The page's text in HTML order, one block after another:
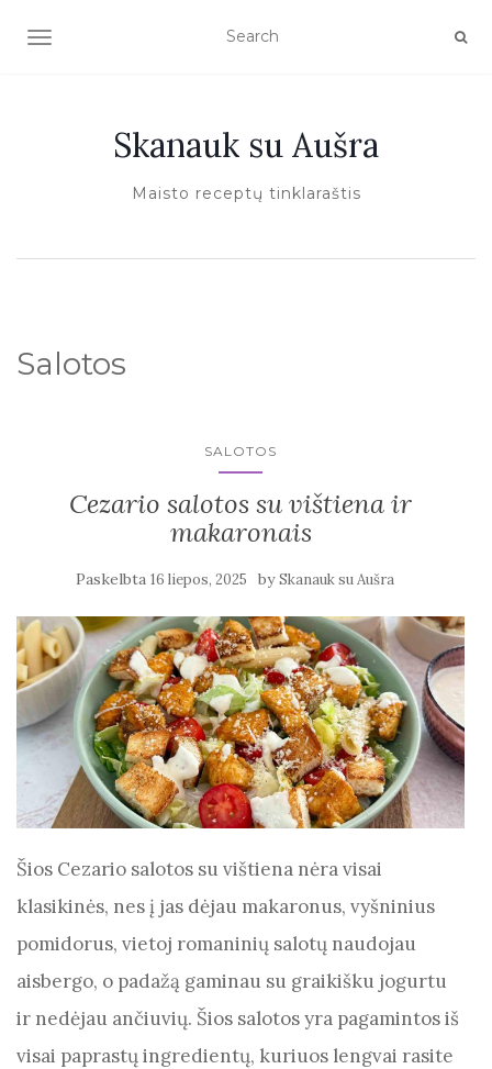
TOGGLE NAVIGATION
Skanauk su Aušra
Maisto receptų tinklaraštis
Salotos
SALOTOS
Cezario salotos su vištiena ir
makaronais
Paskelbta 16 liepos, 2025 bySkanauk su Aušra
Šios Cezario salotos su vištiena nėra visai
klasikinės, nes į jas dėjau makaronus, vyšninius
pomidorus, vietoj romaninių salotų naudojau
aisbergo, o padažą gaminau su graikišku jogurtu
ir nedėjau ančiuvių. Šios salotos yra pagamintos iš
visai paprastų ingredientų, kuriuos lengvai rasite